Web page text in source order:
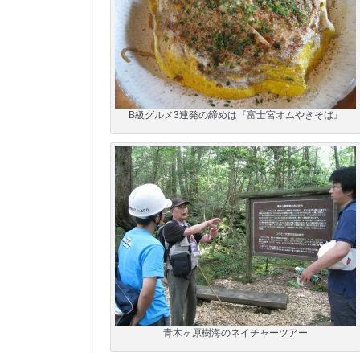
B級グルメ3連発の締めは『富士宮オムやきそば』
青木ヶ原樹海のネイチャーツアー